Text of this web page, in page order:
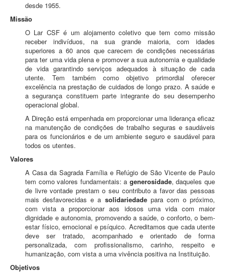
Horários
Login
desde 1955.
Missão
O Lar CSF é um alojamento coletivo que tem como missão
receber indivíduos, na sua grande maioria, com idades
superiores a 60 anos que carecem de condições necessárias
para ter uma vida plena e promover a sua autonomia e qualidade
de vida garantindo serviços adequados à situação de cada
utente. Tem também como objetivo primordial oferecer
excelência na prestação de cuidados de longo prazo. A saúde e
a segurança constituem parte integrante do seu desempenho
operacional global.
A Direção está empenhada em proporcionar uma liderança eficaz
na manutenção de condições de trabalho seguras e saudáveis
para os funcionários e de um ambiente seguro e saudável para
todos os utentes.
Valores
A Casa da Sagrada Família e Refúgio de São Vicente de Paulo
tem como valores fundamentais: a generosidade, daqueles que
de livre vontade prestam o seu contributo a favor das pessoas
mais desfavorecidas e a solidariedadepara com o próximo,
com vista a proporcionar aos idosos uma vida com maior
dignidade e autonomia, promovendo a saúde, o conforto, o bem-
estar físico, emocional e psíquico. Acreditamos que cada utente
deve ser tratado, acompanhado e orientado de forma
personalizada, com profissionalismo, carinho, respeito e
humanização, com vista a uma vivência positiva na Instituição.
Objetivos